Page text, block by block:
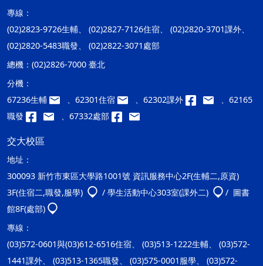
專線：
(02)2823-9726生輔、 (02)2827-7126住宿、 (02)2820-3701課外、
(02)2820-5483職發、 (02)2822-3071處部
總機： (02)2826-7000 臺北
分機：
67236生輔
、62301住宿 、62302課外
、62165
職發
、67332處部
交大校區
地址：
300093 新竹市東區大學路1001號 資訊服務中心2F(生輔二,原資)
3F(住宿二,職發,服學)
/ 學生活動中心303室(課外二)
/ 圖書
館8F(處部)
專線：
(03)572-0601與(03)612-6516住宿、 (03)513-1222生輔、 (03)572-
1441課外、 (03)513-1365職發、 (03)575-0001服學、 (03)572-